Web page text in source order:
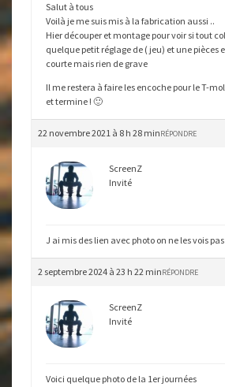
Salut à tous
Voilà je me suis mis à la fabrication aussi ..
Hier découper et montage pour voir si tout
quelque petit réglage de ( jeu) et une pièces
courte mais rien de grave
Il me restera à faire les encoche pour le T-
et termine ! 🙂
22 novembre 2021 à 8 h 28 minRÉPONDRE
ScreenZ
Invité
J ai mis des lien avec photo on ne les vois pas
2 septembre 2024 à 23 h 22 minRÉPONDRE
ScreenZ
Invité
Voici quelque photo de la 1er journées